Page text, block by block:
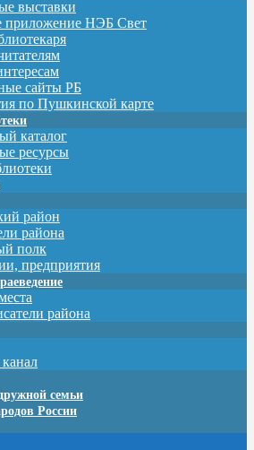
выставки
приложение НЭБ Свет
сайты РБ
по Пушкинской карте
каталог
ресурсы
район
района
полк
предприятия
района
семьи
России